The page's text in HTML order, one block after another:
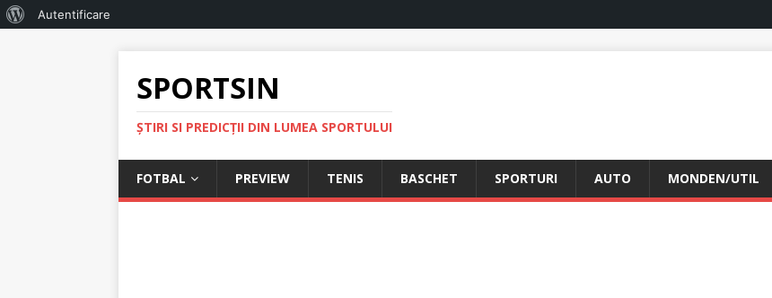
Autentificare
SPORTSIN
ŞTIRI SI PREDICŢII DIN LUMEA SPORTULUI
FOTBAL PREVIEW TENIS BASCHET SPORTURI AUTO MONDEN/UTIL